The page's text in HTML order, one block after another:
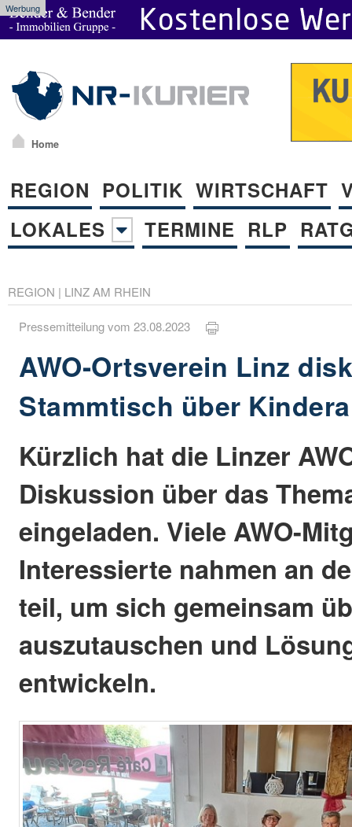
Werbung
Home
REGION POLITIK WIRTSCHAFT
LOKALES
TERMINE RLP
REGION | LINZ AM RHEIN
Pressemitteilung vom 23.08.2023
AWO-Ortsverein Linz
Stammtisch über
Kürzlich hat die Linzer
Diskussion über das
eingeladen. Viele AWO-
Interessierte nahmen an
teil, um sich gemeinsam
auszutauschen und
entwickeln.